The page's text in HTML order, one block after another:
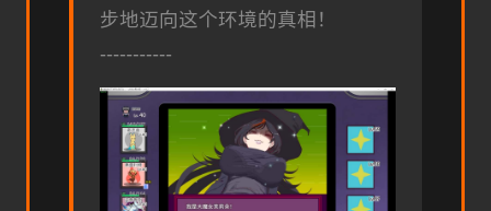
步地迈向这个环境的真相！
-----------